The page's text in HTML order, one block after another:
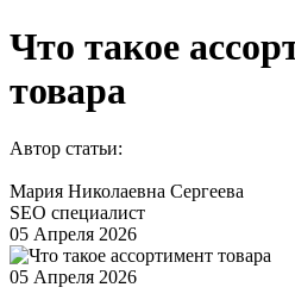
Что такое
товара
Автор статьи:
Мария Николаевна Сергеева
SEO специалист
05 Апреля 2026
05 Апреля 2026